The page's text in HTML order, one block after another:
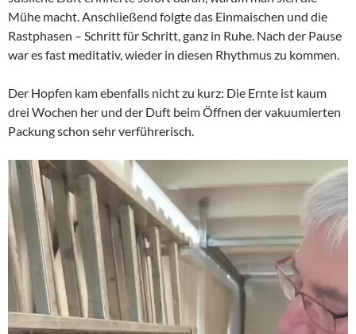
Mühe macht. Anschließend folgte das Einmaischen und die
Rastphasen – Schritt für Schritt, ganz in Ruhe. Nach der Pause
war es fast meditativ, wieder in diesen Rhythmus zu kommen.
Der Hopfen kam ebenfalls nicht zu kurz: Die Ernte ist kaum
drei Wochen her und der Duft beim Öffnen der vakuumierten
Packung schon sehr verführerisch.